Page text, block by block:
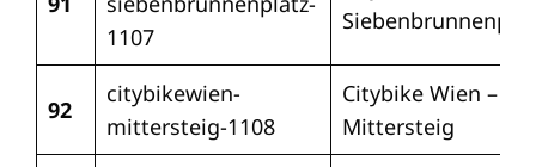
1107
92
citybikewien-
mittersteig-1108
Citybike Wien –
Mittersteig